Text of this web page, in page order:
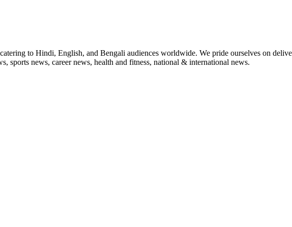
to Hindi, English, and Bengali audiences worldwide. We pride ourselves on
sports news, career news, health and fitness, national & international news.